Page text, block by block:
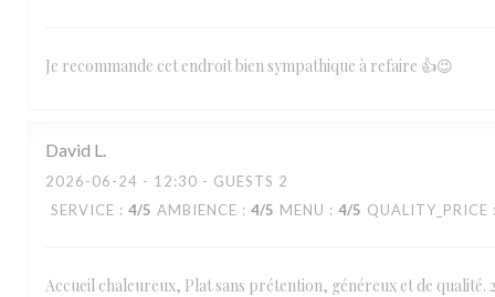
Je recommande cet endroit bien sympathique à refaire 👍😉
David L
2026-06-24 - 12:30 - GUESTS 2
SERVICE : 4/5 AMBIENCE : 4/5 MENU : 4/5 QUALITY_PRICE
Accueil chaleureux, Plat sans prétention, généreux et de qualité.